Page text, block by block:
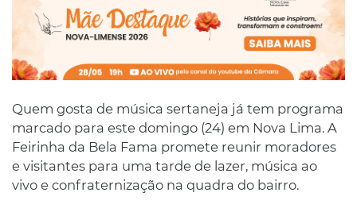
Quem gosta de música sertaneja já tem programa
marcado para este domingo (24) em Nova Lima. A
Feirinha da Bela Fama promete reunir moradores
e visitantes para uma tarde de lazer, música ao
vivo e confraternização na quadra do bairro.